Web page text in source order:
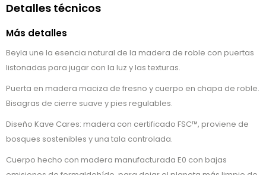
Detalles técnicos
Más detalles
Beyla une la esencia natural de la madera de roble con puertas
listonadas para jugar con la luz y las texturas.
Puerta en madera maciza de fresno y cuerpo en chapa de roble.
Bisagras de cierre suave y pies regulables.
Diseño Kave Cares: madera con certificado FSC™, proviene de
bosques sostenibles y una tala controlada.
Cuerpo hecho con madera manufacturada E0 con bajas